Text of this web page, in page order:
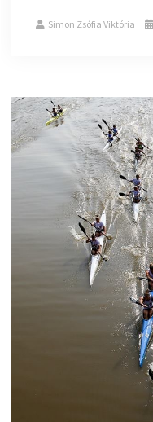
Simon Zsófia Viktória